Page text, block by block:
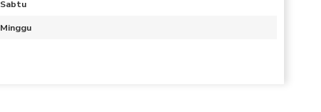
Sabtu
Minggu